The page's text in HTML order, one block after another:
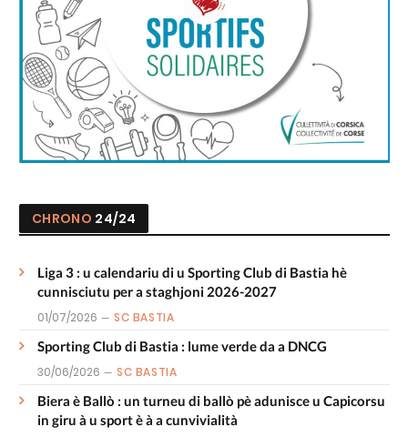
CHRONO 24/24
Liga 3 : u calendariu di u Sporting Club di Bastia hè
cunnisciutu per a staghjoni 2026-2027
01/07/2026 SC BASTIA
Sporting Club di Bastia : lume verde da a DNCG
30/06/2026 SC BASTIA
Biera è Ballò : un turneu di ballò pè adunisce u Capicorsu
in giru à u sport è à a cunvivialità